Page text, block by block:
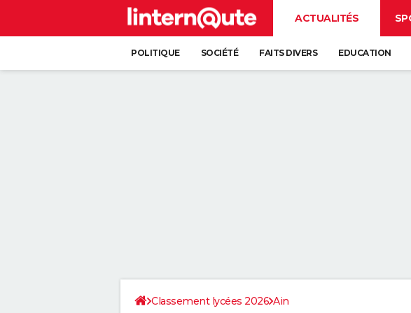
ACTUALITÉS
POLITIQUE SOCIÉTÉ FAITS DIVERS EDUCATION
Classement lycées 2026 Ain